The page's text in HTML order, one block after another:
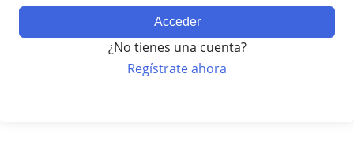
Acceder
¿No tienes una cuenta?
Regístrate ahora